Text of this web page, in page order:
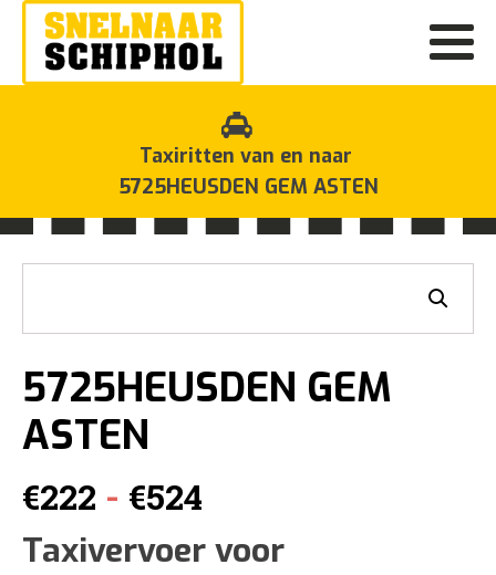
Taxiritten van en naar
5725HEUSDEN GEM ASTEN
5725HEUSDEN GEM
ASTEN
€222 - €524
€222
Taxivervoer voor